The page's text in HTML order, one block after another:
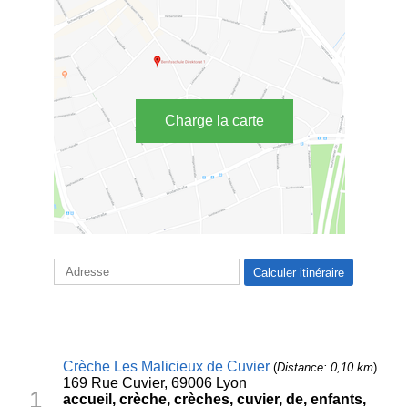
Charge la carte
1
Crèche Les Malicieux de Cuvier(Distance: 0,10 km)
169 Rue Cuvier, 69006 Lyon
accueil, crèche, crèches, cuvier, de, enfants,